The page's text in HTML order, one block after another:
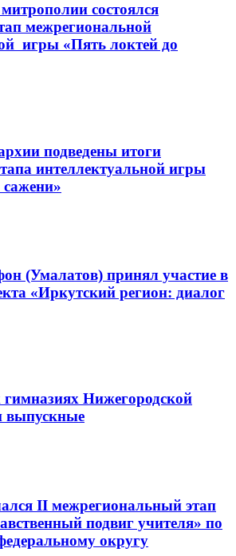
состоялся
межрегиональной
игры «Пять локтей до
подведены итоги
интеллектуальной игры
(Умалатов) принял участие в
«Иркутский регион: диалог
Нижегородской
выпускные
II межрегиональный этап
подвиг учителя» по
округу